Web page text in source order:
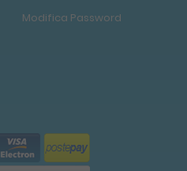
Modifica Password